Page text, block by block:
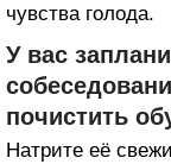
чувства голода.
У вас
почистить
Натрите её